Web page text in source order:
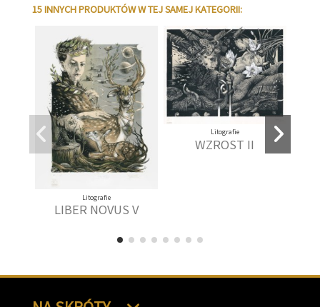
15 INNYCH PRODUKTÓW W TEJ SAMEJ KATEGORII:
Litografie
LIBER NOVUS V
Litografie
WZROST II